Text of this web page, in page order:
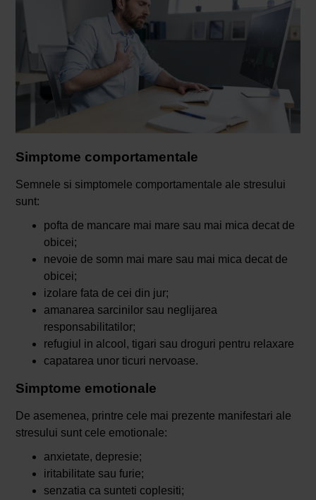
Simptome comportamentale
Semnele si simptomele comportamentale ale stresului
sunt:
pofta de mancare mai mare sau mai mica decat de
obicei;
nevoie de somn mai mare sau mai mica decat de
obicei;
izolare fata de cei din jur;
amanarea sarcinilor sau neglijarea
responsabilitatilor;
refugiul in alcool, tigari sau droguri pentru relaxare
capatarea unor ticuri nervoase.
Simptome emotionale
De asemenea, printre cele mai prezente manifestari ale
stresului sunt cele emotionale:
anxietate, depresie;
iritabilitate sau furie;
senzatia ca sunteti coplesiti;